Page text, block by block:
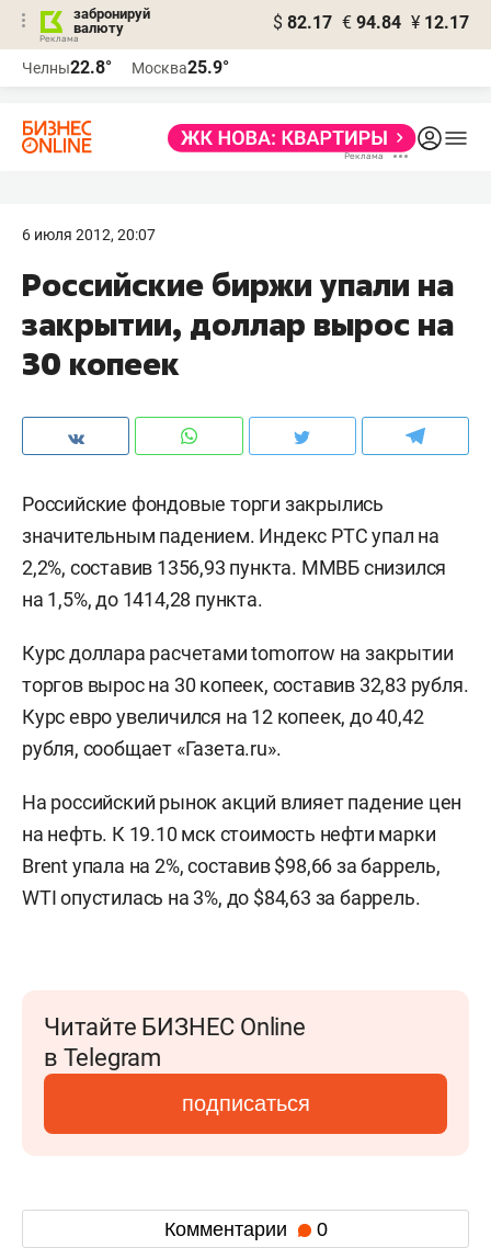
забронируй
валюту
$ 82.17 € 94.84 ¥ 12.17
Челны22.8° Москва25.9°
6 июля 2012, 20:07
Российские биржи упали на
закрытии, доллар вырос на
30 копеек
Российские фондовые торги закрылись
значительным падением. Индекс РТС упал на
2,2%, составив 1356,93 пункта. ММВБ снизился
на 1,5%, до 1414,28 пункта.
Курс доллара расчетами tomorrow на закрытии
торгов вырос на 30 копеек, составив 32,83 рубля.
Курс евро увеличился на 12 копеек, до 40,42
рубля, сообщает «Газета.ru».
На российский рынок акций влияет падение цен
на нефть. К 19.10 мск стоимость нефти марки
Brent упала на 2%, составив $98,66 за баррель,
WTI опустилась на 3%, до $84,63 за баррель.
Читайте БИЗНЕС Online
в Telegram
подписаться
Комментарии 0